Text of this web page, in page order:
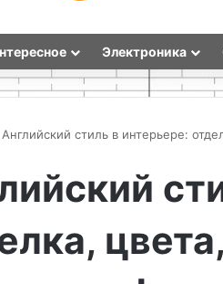
Электроника
Английский стиль в интерьере:
Сервисный
центр
SERVICE